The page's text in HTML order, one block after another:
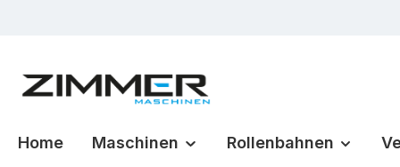
Home Maschinen Rollenbahnen